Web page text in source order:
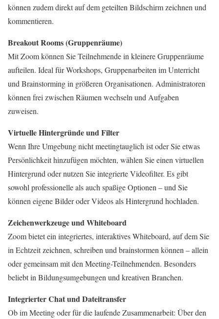
können zudem direkt auf dem geteilten Bildschirm zeichnen und
kommentieren.
Breakout Rooms (Gruppenräume)
Mit Zoom können Sie Teilnehmende in kleinere Gruppenräume
aufteilen. Ideal für Workshops, Gruppenarbeiten im Unterricht
und Brainstorming in größeren Organisationen. Administratoren
können frei zwischen Räumen wechseln und Aufgaben
zuweisen.
Virtuelle Hintergründe und Filter
Wenn Ihre Umgebung nicht meetingtauglich ist oder Sie etwas
Persönlichkeit hinzufügen möchten, wählen Sie einen virtuellen
Hintergrund oder nutzen Sie integrierte Videofilter. Es gibt
sowohl professionelle als auch spaßige Optionen – und Sie
können eigene Bilder oder Videos als Hintergrund hochladen.
Zeichenwerkzeuge und Whiteboard
Zoom bietet ein integriertes, interaktives Whiteboard, auf dem Sie
in Echtzeit zeichnen, schreiben und brainstormen können – allein
oder gemeinsam mit den Meeting-Teilnehmenden. Besonders
beliebt in Bildungsumgebungen und kreativen Branchen.
Integrierter Chat und Dateitransfer
Ob im Meeting oder für die laufende Zusammenarbeit: Über den